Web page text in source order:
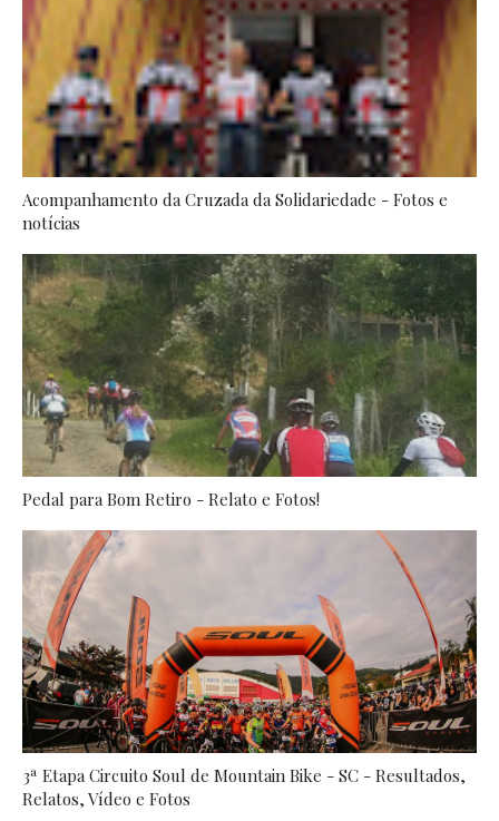
Acompanhamento da Cruzada da Solidariedade - Fotos e
notícias
Pedal para Bom Retiro - Relato e Fotos!
3ª Etapa Circuito Soul de Mountain Bike - SC - Resultados,
Relatos, Vídeo e Fotos